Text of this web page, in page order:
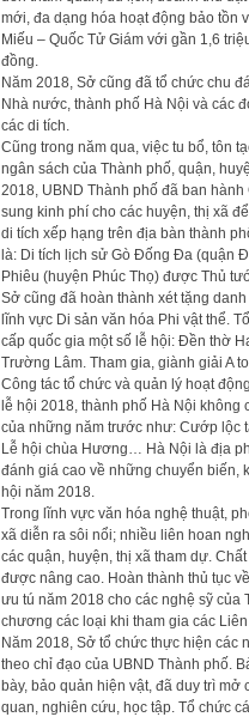
mới, đa dạng hóa hoạt động bảo tồn
Miếu – Quốc Tử Giám với gần 1,6
đồng.
Năm 2018, Sở cũng đã tổ chức chu
Nhà nước, thành phố Hà Nội và các
các di tích.
Cũng trong năm qua, việc tu bổ, tôn
ngân sách của Thành phố, quận,
2018, UBND Thành phố đã ban
sung kinh phí cho các huyện, thị xã
di tích xếp hạng trên địa bàn thành
là: Di tích lịch sử Gò Đống Đa (quận
Phiêu (huyện Phúc Thọ) được Thủ
Sở cũng đã hoàn thành xét tặng
lĩnh vực Di sản văn hóa Phi vật thể.
cấp quốc gia một số lễ hội: Đền thờ
Trường Lâm. Tham gia, giành giải A
Công tác tổ chức và quản lý hoạt
lễ hội 2018, thành phố Hà Nội không
của những năm trước như: Cướp lộc
Lễ hội chùa Hương… Hà Nội là địa
đánh giá cao về những chuyển biến,
hội năm 2018.
Trong lĩnh vực văn hóa nghệ thuật,
xã diễn ra sôi nổi; nhiều liên hoan
các quận, huyện, thị xã tham dự.
được nâng cao. Hoàn thành thủ tục
ưu tú năm 2018 cho các nghệ sỹ của
chương các loại khi tham gia các
Năm 2018, Sở tổ chức thực hiện các
theo chỉ đạo của UBND Thành phố.
bày, bảo quản hiện vật, đã duy trì
quan, nghiên cứu, học tập. Tổ chức